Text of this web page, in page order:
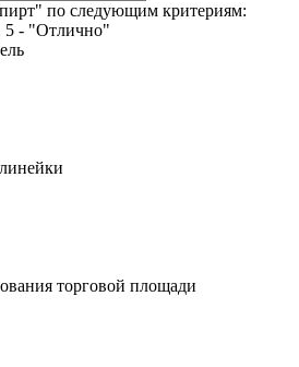
по следующим критериям:
5 - "Отлично"
торговой площади